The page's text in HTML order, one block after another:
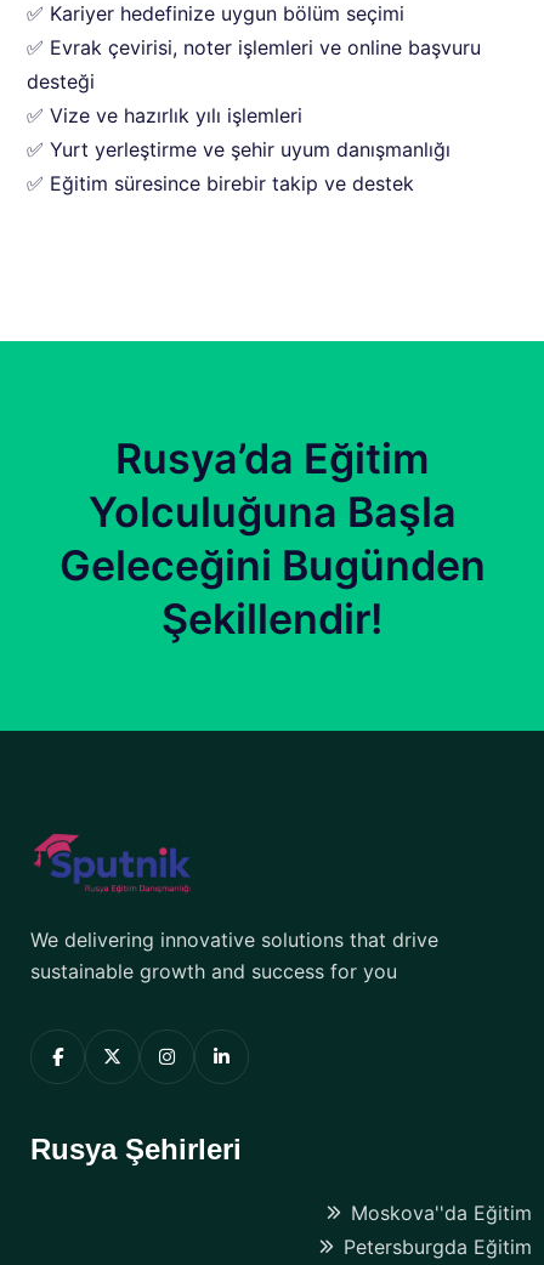
✅ Kariyer hedefinize uygun bölüm seçimi
✅ Evrak çevirisi, noter işlemleri ve online başvuru
desteği
✅ Vize ve hazırlık yılı işlemleri
✅ Yurt yerleştirme ve şehir uyum danışmanlığı
✅ Eğitim süresince birebir takip ve destek
Rusya’da Eğitim
Yolculuğuna Başla
Geleceğini Bugünden
Şekillendir!
We delivering innovative solutions that drive
sustainable growth and success for you
Rusya Şehirleri
Moskova''da Eğitim
Petersburgda Eğitim